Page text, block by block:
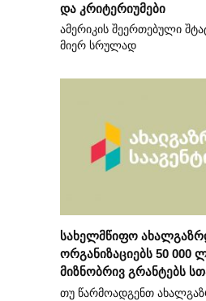
და კრიტერიუმები
ამერიკის შეერთებული
მიერ სრულად
სახელმწიფო
ორგანიზაციებს 50 000
მიზნობრივ გრანტებს
თუ წარმოადგენთ